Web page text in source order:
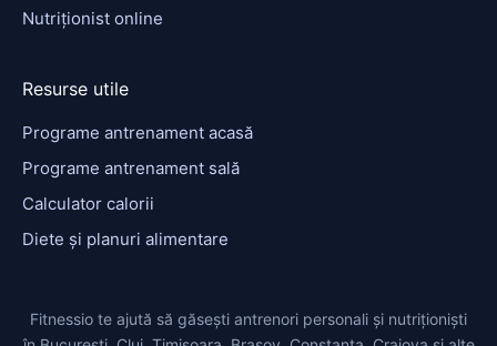
Nutriționist online
Resurse utile
Programe antrenament acasă
Programe antrenament sală
Calculator calorii
Diete și planuri alimentare
Fitnessio te ajută să găsești antrenori personali și nutriționiști